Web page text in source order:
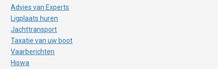
Advies van Experts
Ligplaats huren
Jachttransport
Taxatie van uw boot
Vaarberichten
Hiswa